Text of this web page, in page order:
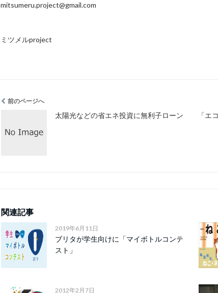
mitsumeru.project@gmail.com
ミツメルproject
前のページへ
太陽光などの省エネ投資に無利子ローン
「エ
関連記事
2019年6月11日
ブリタが学生向けに「マイボトルコンテ
スト」
2012年2月7日